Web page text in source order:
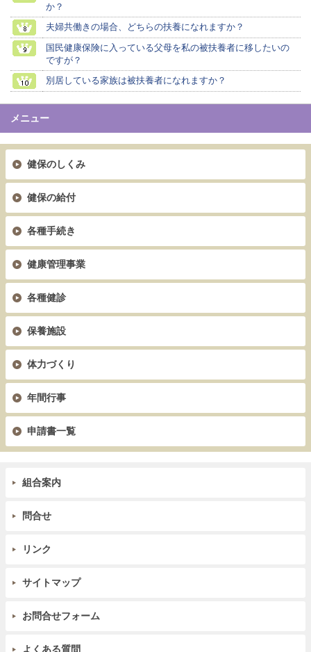
組合案内
問合せ
リンク
サイトマップ
お問合せフォーム
よくある質問
か？
夫婦共働きの場合、どちらの扶養になれますか？
国民健康保険に入っている父母を私の被扶養者に移したいの
ですが？
別居している家族は被扶養者になれますか？
メニュー
健保のしくみ
健保の給付
各種手続き
健康管理事業
各種健診
保養施設
体力づくり
年間行事
申請書一覧